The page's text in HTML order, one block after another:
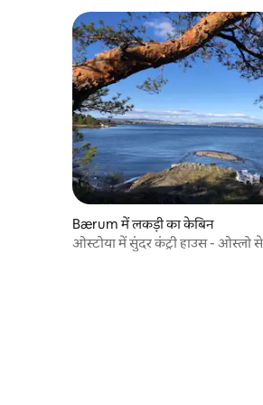
Bærum में लकड़ी का केबिन
ओस्टोया में सुंदर कंट्री हाउस - ओस्लो से